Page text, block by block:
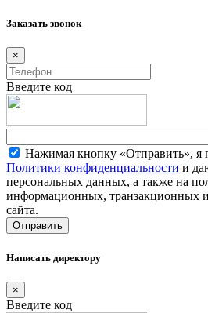
Заказать звонок
×
Введите код
Нажимая кнопку «Отправить», я
Политики конфиденциальности и
персональных данных, а также на
информационных, транзакционных
сайта.
Написать директору
×
Введите код